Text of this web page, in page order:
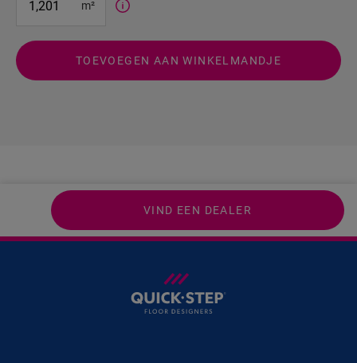
m²
TOEVOEGEN AAN WINKELMANDJE
VIND EEN DEALER